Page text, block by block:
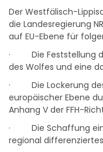
Der Westfälisch-
die Landesregierung
auf EU-Ebene für
· Die Feststellung
des Wolfes und eine
· Die Lockerung
europäischer Ebene
Anhang V der FFH-
· Die Schaffung
regional